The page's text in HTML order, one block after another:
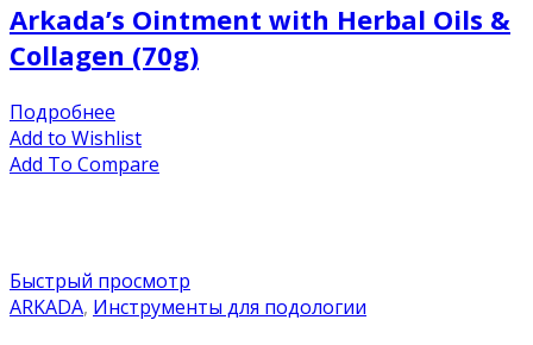
Arkada’s Ointment with Herbal Oils &
Collagen (70g)
Подробнее
Add to Wishlist
Add To Compare
Быстрый просмотр
ARKADA, Инструменты для подологии